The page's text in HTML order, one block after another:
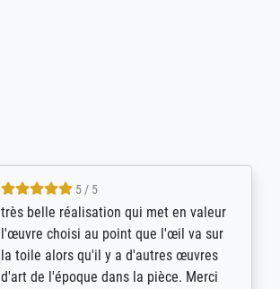
5 / 5
eine große Auswahl an Bildern und
deren Reproduktionsmöglichkeiten;
wurde sehr gut durch die einzelnen
Bestellkriterien geführt, verständliche